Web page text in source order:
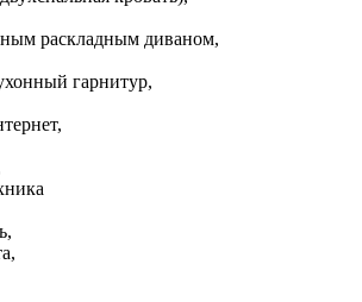
раскладным диваном,
гарнитур,